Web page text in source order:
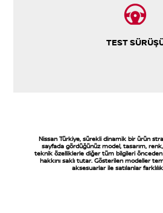
TEST
Nissan Türkiye, sürekli dinamik bir ürün
sayfada gördüğünüz model, tasarım,
teknik özelliklerle diğer tüm bilgileri
hakkını saklı tutar. Gösterilen modeller
aksesuarlar ile satılanlar